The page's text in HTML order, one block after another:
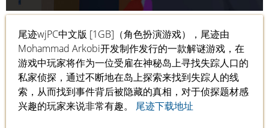
尾迹wjPC中文版 [1GB]（角色扮演游戏），尾迹由
Mohammad Arkobi开发制作发行的一款解谜游戏，在
游戏中玩家将作为一位受雇在神秘岛上寻找失踪人口的
私家侦探，通过不断地在岛上探索来找到失踪人的线
索，从而找到事件背后被隐藏的真相，对于侦探题材感
兴趣的玩家来说非常有趣。 尾迹下载地址